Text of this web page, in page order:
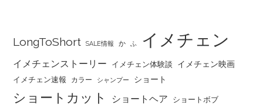
LongToShort SALE情報 か ふ イメチェン
イメチェンストーリー イメチェン体験談 イメチェン映画
イメチェン速報 カラー シャンプー ショート
ショートカット ショートヘア ショートボブ